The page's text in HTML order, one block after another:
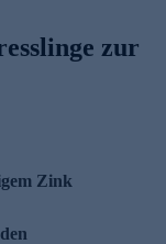
zur
Zink